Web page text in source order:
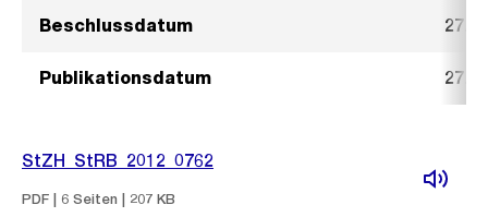
Beschlussdatum 27.
Publikationsdatum 27.
StZH_StRB_2012_0762
PDF | 6 Seiten | 207 KB